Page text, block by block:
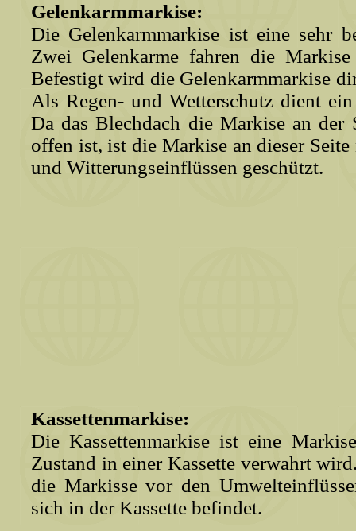
Gelenkarmmarkise:
Die Gelenkarmmarkise ist eine sehr
Zwei Gelenkarme fahren die
Befestigt wird die Gelenkarmmarkise
Als Regen- und Wetterschutz dient
Da das Blechdach die Markise an der
offen ist, ist die Markise an dieser
und Witterungseinflüssen geschützt.
Kassettenmarkise:
Die Kassettenmarkise ist eine
Zustand in einer Kassette verwahrt
die Markisse vor den
sich in der Kassette befindet.